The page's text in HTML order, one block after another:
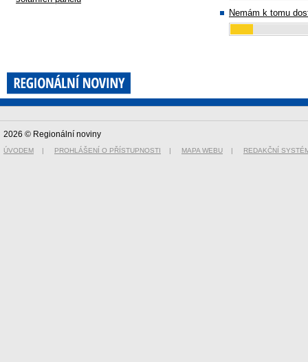
Nemám k tomu
2026 © Regionální noviny
ÚVODEM | PROHLÁŠENÍ O PŘÍSTUPNOSTI | MAPA WEBU | REDAKČNÍ